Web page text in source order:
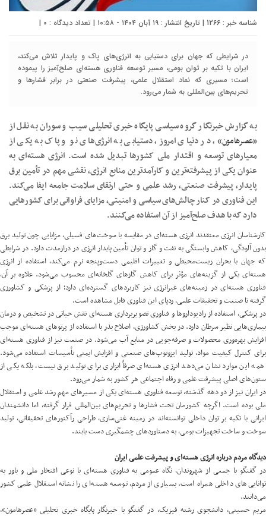
شناسه خبر : 1266 | تاریخ انتشار : ۱۹ آبان ۱۴۰۴ - ۱۰:۵۸ | تعداد دیدگاه : ۰ |
در شرایطی که جهان برای دستیابی به انرژی‌های پاک و پایدار تلاش می‌کند،
ایران با تکیه بر توان بومی، مسیر توسعه فناوری هسته‌ای صلح‌آمیز را پیموده
است؛ مسیری که نماد استقلال علمی، پیشرفت صنعتی در برابر فشارها و
تحریم‌های بین‌المللی به شمار می‌رود.
به گزارش خبرنگار گروه سیاسی پایگاه خبری تحلیلی سیب و سوران به نقل از
«عصرهامون»، در دنیای امروز، دستیابی به انرژی‌های نو و پاک به یکی از
معیارهای توسعه و اقتدار ملی کشورها تبدیل شده است. انرژی هسته‌ای به
عنوان یکی از پیشرفته‌ترین و کارآمدترین منابع انرژی، نقشی مهم در تأمین برق
پایدار، پیشرفت صنعتی، رشد علمی و حتی ارتقای سلامت جامعه ایفا می‌کند.
این فناوری در کنار چالش‌های سیاسی و امنیتی، مزایای فراوانی برای کشورهایی
دارد که با هدف صلح‌آمیز از آن استفاده می‌کنند.
کارشناسان انرژی معتقدند انرژی هسته‌ای در مقایسه با سوخت‌های فسیلی، مزایایی چون تولید برق
بدون آلودگی، کاهش وابستگی به نفت و گاز و توان تأمین پایدار انرژی در درازمدت دارد. در شرایطی
که جهان با بحران زیست‌محیطی و تغییرات اقلیمی دست‌وپنجه نرم می‌کند، استفاده از انرژی
هسته‌ای یکی از گزینه‌های مؤثر برای کاهش گازهای گلخانه‌ای محسوب می‌شود. علاوه بر آن،
فناوری هسته‌ای در زمینه‌های غیرانرژی نیز کاربردهای گسترده‌ای دارد؛ از پزشکی و کشاورزی
گرفته تا صنعت و تحقیقات علمی، ردپای این فناوری قابل مشاهده است.
در پزشکی، استفاده از رادیوداروها و فناوری تصویربرداری هسته‌ای نقش حیاتی در تشخیص و درمان
بیماری‌هایی نظیر سرطان دارد. در بخش کشاورزی، اصلاح بذر با استفاده از پرتوهای هسته‌ای موجب
افزایش بهره‌وری محصولات و صرفه‌جویی در منابع آب می‌شود. در صنعت نیز از فناوری هسته‌ای
برای کنترل کیفیت مواد، تولید ایزوتوپ‌های صنعتی و افزایش ایمنی تأسیسات استفاده می‌شود.
همه این موارد نشان می‌دهد انرژی هسته‌ای صرفاً ابزاری برای تولید برق نیست، بلکه یکی از
ستون‌های اصلی پیشرفت علمی و رفاه اجتماعی هر کشور به شمار می‌رود.
در ایران نیز از دو دهه گذشته، توسعه فناوری هسته‌ای یکی از مسیرهای مهم رشد علمی و استقلال
ملی بوده است. اگرچه کشورمان تحت فشارها و تحریم‌های بین‌المللی قرار گرفته، اما دانشمندان
ایرانی با تکیه بر توان داخلی توانسته‌اند در زمینه غنی‌سازی، طراحی رآکتورهای تحقیقاتی، تولید
سوخت و ساخت تجهیزات بومی، به دستاوردهای چشمگیری دست یابند.
دیدگاه مردم درباره انرژی هسته‌ای و پیشرفت علمی ایران
در گفتگو با جمعی از شهروندان، نگاه عمومی به فناوری هسته‌ای با نوعی افتخار ملی و باور به
توانایی‌های داخلی همراه است. بسیاری از مردم، توسعه هسته‌ای را نشانه استقلال علمی کشور
می‌دانند.
مریم حسینی، دانشجوی رشته فیزیک، در گفتگو با خبرنگار پایگاه خبری تحلیلی «عصرهامون»،